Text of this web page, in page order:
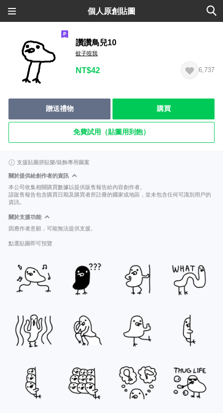
個人原創貼圖
讚讚鳥兒10
蚊子咬我
NT$42 6,737
贈送禮物 購買
免費試用（貼圖用到飽）
支援貼圖拼貼樂/裝飾專用圖案
關於提供給創作者的資訊
本公司收集相關購買數據以提供販售報告給內容創作者。
該販售報告包含購買日期及購買者所註冊的國家或地區，並未包含任何可識別用戶的
資訊。
關於支援功能
因應作者意願，可能無法提供支援。
點選貼圖即可預覽